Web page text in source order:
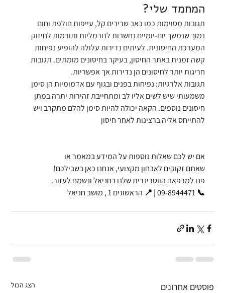
המחמד שלי?
תגובות מסוימות כמו כאב שרירים קל, עייפות חולפת וחום
נמוך שנמשך יום-יומיים נחשבות לנורמליות ותורמות לחיזוק
המערכת החיסונית. לעיתים נדירות עלולה להופיע נפיחות
קשה זמנית באתר החיסון, בעיקר בחיסונים מומתים. תגובות
חריגות יותר לחיסונים הן נדירות אך אפשריות.
תגובות אלרגיות: נפיחות בפנים ובגוף עם אדמומיות הן סימן
משמעותי שיש לשים אליו לב ומתחייבת זהירות יתרה במתן
חיסונים נוספים. הקאה יכולה להיות סימן להלם מתקרב ויש
להתייחס אליה ברצינות לאחר חיסון
אם יש לכם שאלות נוספות על המידע במאמר או
שאתם זקוקים לאבחון מקצועי, אנחנו כאן בשבילכם!
פנו למרפאה הווטרינרית שלנו בחניאל ונשמח לעזור.
📞 09-8944471 | 📍 הראשונים 1 , מושב חניאל
פוסטים אחרונים הצג הכול